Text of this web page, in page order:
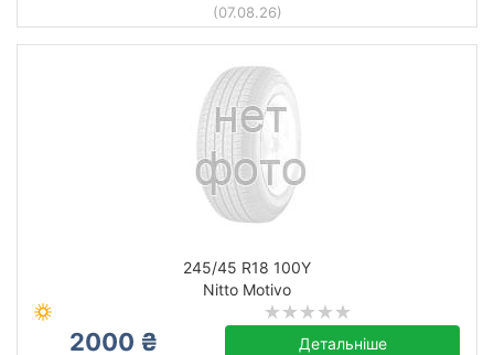
(07.08.26)
245/45 R18 100Y
Nitto Motivo
2000 ₴ Детальніше